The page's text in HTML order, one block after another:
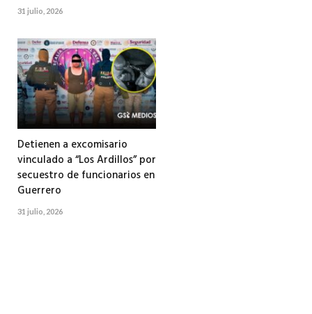
31 julio, 2026
Detienen a excomisario
vinculado a “Los Ardillos” por
secuestro de funcionarios en
Guerrero
31 julio, 2026